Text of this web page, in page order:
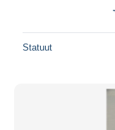
Statuut